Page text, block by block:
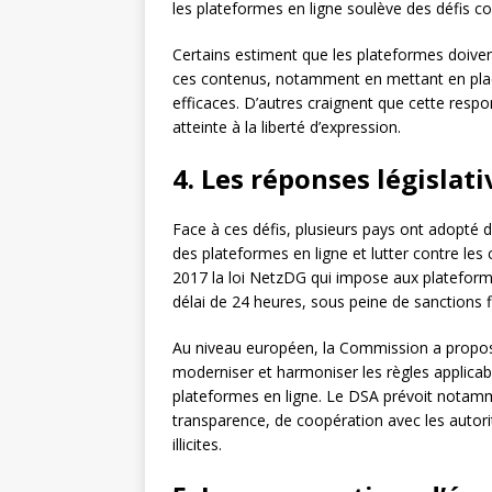
les plateformes en ligne soulève des défis
Certains estiment que les plateformes
ces contenus, notamment en mettant en
efficaces. D’autres craignent que cette
atteinte à la liberté d’expression.
4. Les réponses
Face à ces défis, plusieurs pays ont adopté
des plateformes en ligne et lutter contre les
2017 la loi NetzDG qui impose aux
délai de 24 heures, sous peine de sanctions
Au niveau européen, la Commission a
moderniser et harmoniser les règles
plateformes en ligne. Le DSA prévoit
transparence, de coopération avec les
illicites.